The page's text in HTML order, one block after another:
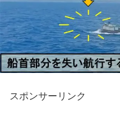
スポンサーリンク